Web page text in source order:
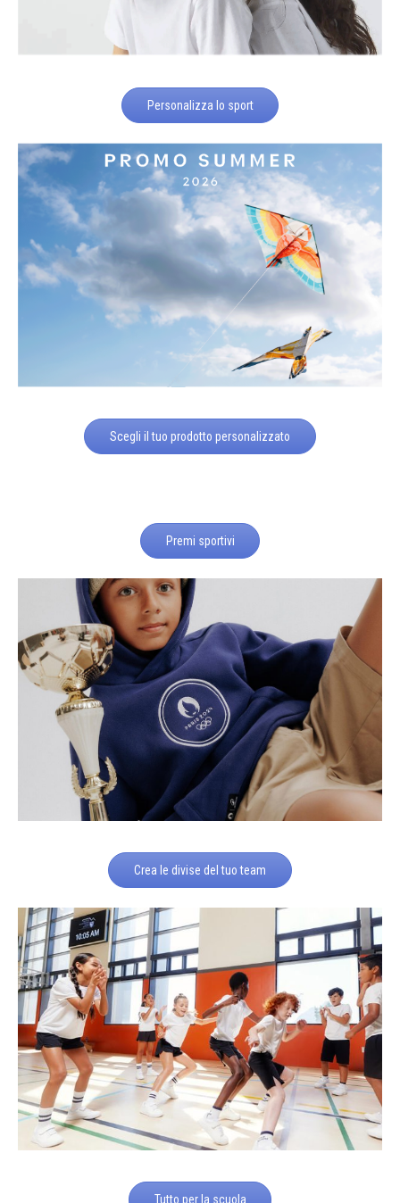
Personalizza lo sport
Scegli il tuo prodotto personalizzato
Premi sportivi
Crea le divise del tuo team
Tutto per la scuola